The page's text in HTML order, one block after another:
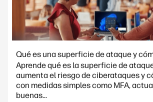
Qué es una superficie de ataque y
Aprende qué es la superficie de
aumenta el riesgo de ciberataques y
con medidas simples como MFA,
buenas...